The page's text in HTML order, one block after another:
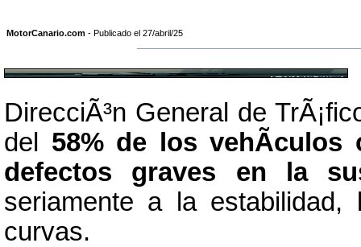
MotorCanario.com - Publicado el 27/abril/25
DirecciÃ³n General de
del 58% de los vehÃ­culos
defectos graves en la
seriamente a la
curvas.